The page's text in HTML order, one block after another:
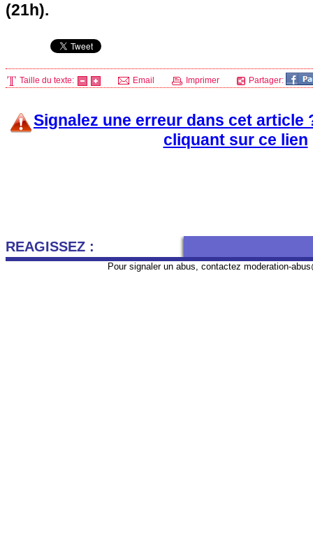
(21h).
Taille du texte: Email Imprimer Partager:
Signalez une erreur dans cet article
cliquant sur ce lien
REAGISSEZ :
Pour signaler un abus, contactez moderation-